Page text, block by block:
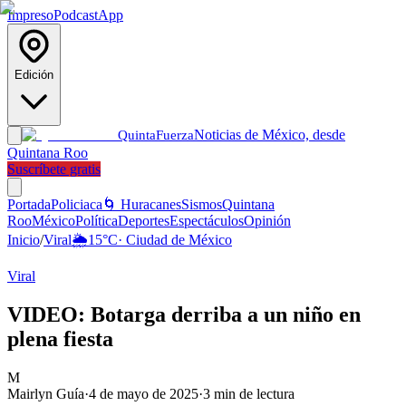
ImpresoPodcastApp
Edición
QuintaFuerzaNoticias de México, desde
Quintana Roo
Suscríbete gratis
PortadaPoliciaca 🌀 HuracanesSismosQuintana
RooMéxicoPolíticaDeportesEspectáculosOpinión
Inicio/Viral🌦️15°C· Ciudad de México
Viral
VIDEO: Botarga derriba a un niño en
plena fiesta
M
Mairlyn Guía·4 de mayo de 2025·3 min de lectura